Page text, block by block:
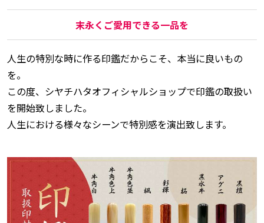
末永くご愛用できる一品を
人生の特別な時に作る印鑑だからこそ、本当に良いもの
を。
この度、シヤチハタオフィシャルショップで印鑑の取扱い
を開始致しました。
人生における様々なシーンで特別感を演出致します。